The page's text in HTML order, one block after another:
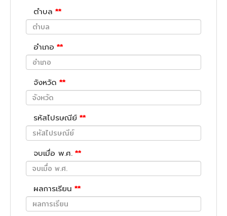
ตำบล **
อำเภอ **
จังหวัด **
รหัสไปรษณีย์ **
จบเมื่อ พ.ศ. **
ผลการเรียน **